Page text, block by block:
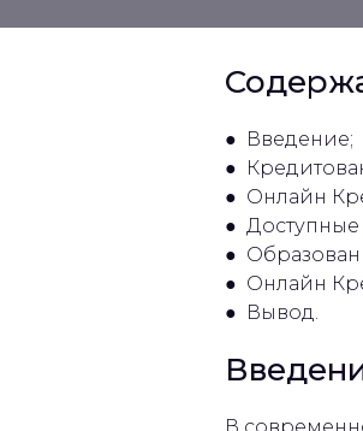
● Введение;
●
● Онлайн
● Доступные
●
● Онлайн
● Вывод.